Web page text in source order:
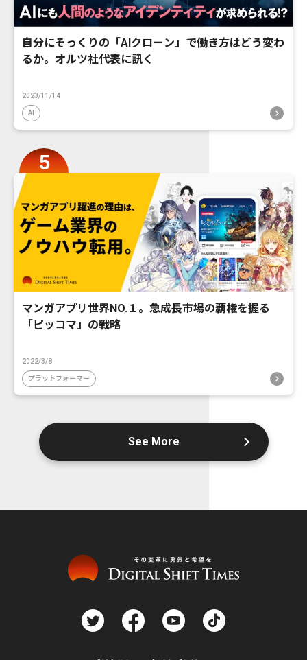
自分にそっくりの「AIクローン」で働き方はどう変わ
るか。オルツ社代表に訊く
2023/11/14
AI
マンガアプリ世界NO.１。急成長市場の覇権を握る
「ピッコマ」の戦略
2022/3/8
プラットフォーマー
See More